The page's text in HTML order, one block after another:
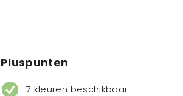
Pluspunten
7 kleuren beschikbaar